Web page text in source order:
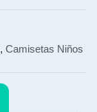
, Camisetas Niños